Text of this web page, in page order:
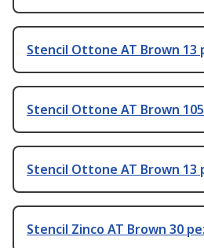
Stencil Ottone AT Brown 13
Stencil Ottone AT Brown
Stencil Ottone AT Brown 13
Stencil Zinco AT Brown 30